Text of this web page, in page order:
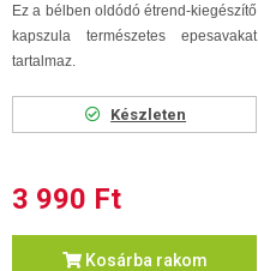
Ez a bélben oldódó étrend-kiegészítő
kapszula természetes epesavakat
tartalmaz.
Készleten
3 990 Ft
Kosárba rakom